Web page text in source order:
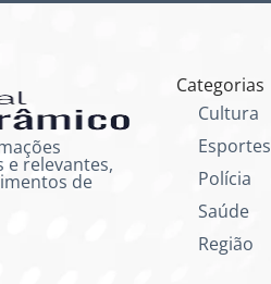
e relevantes,
de
Categorias
Cultura
Esportes
Polícia
Saúde
Região